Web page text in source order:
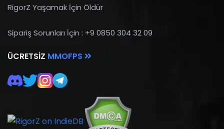
RigorZ Yaşamak İçin Öldür
Sipariş Sorunları İçin : +9 0850 304 32 09
ÜCRETSIZ MMOFPS